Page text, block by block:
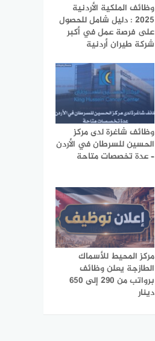
وظائف الملكية الأردنية
2025 : دليل شامل للحصول
على فرصة عمل في أكبر
شركة طيران أردنية
وظائف شاغرة لدى مركز
الحسين للسرطان في الأردن
– عدة تخصصات متاحة
مركز المحيط للأسماك
الطازجة يعلن وظائف
برواتب من 290 إلى 650
دينار